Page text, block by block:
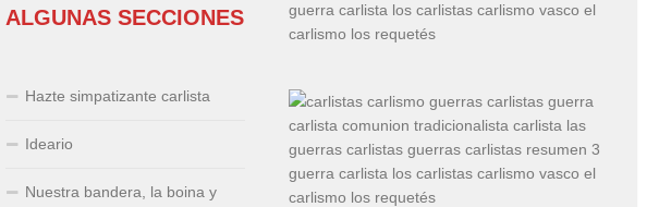
ALGUNAS SECCIONES
Hazte simpatizante carlista
Ideario
Nuestra bandera, la boina y